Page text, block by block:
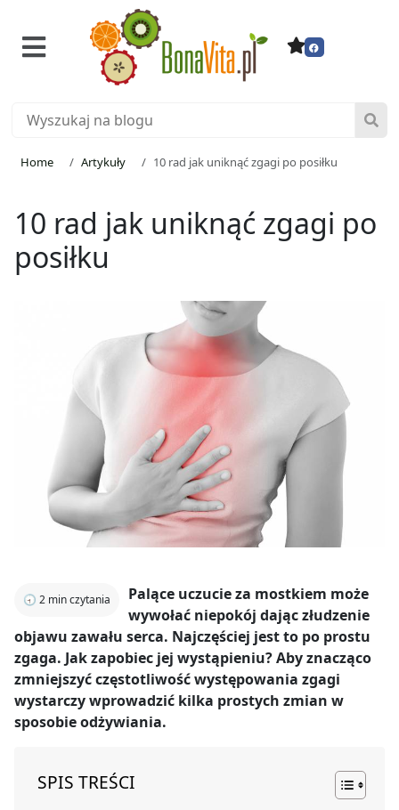
Home Artykuły 10 rad jak uniknąć zgagi po posiłku
10 rad jak uniknąć zgagi po
posiłku
🕣 2 min czytania
Palące uczucie za mostkiem może
wywołać niepokój dając złudzenie
objawu zawału serca. Najczęściej jest to po prostu
zgaga. Jak zapobiec jej wystąpieniu? Aby znacząco
zmniejszyć częstotliwość występowania zgagi
wystarczy wprowadzić kilka prostych zmian w
sposobie odżywiania.
SPIS TREŚCI